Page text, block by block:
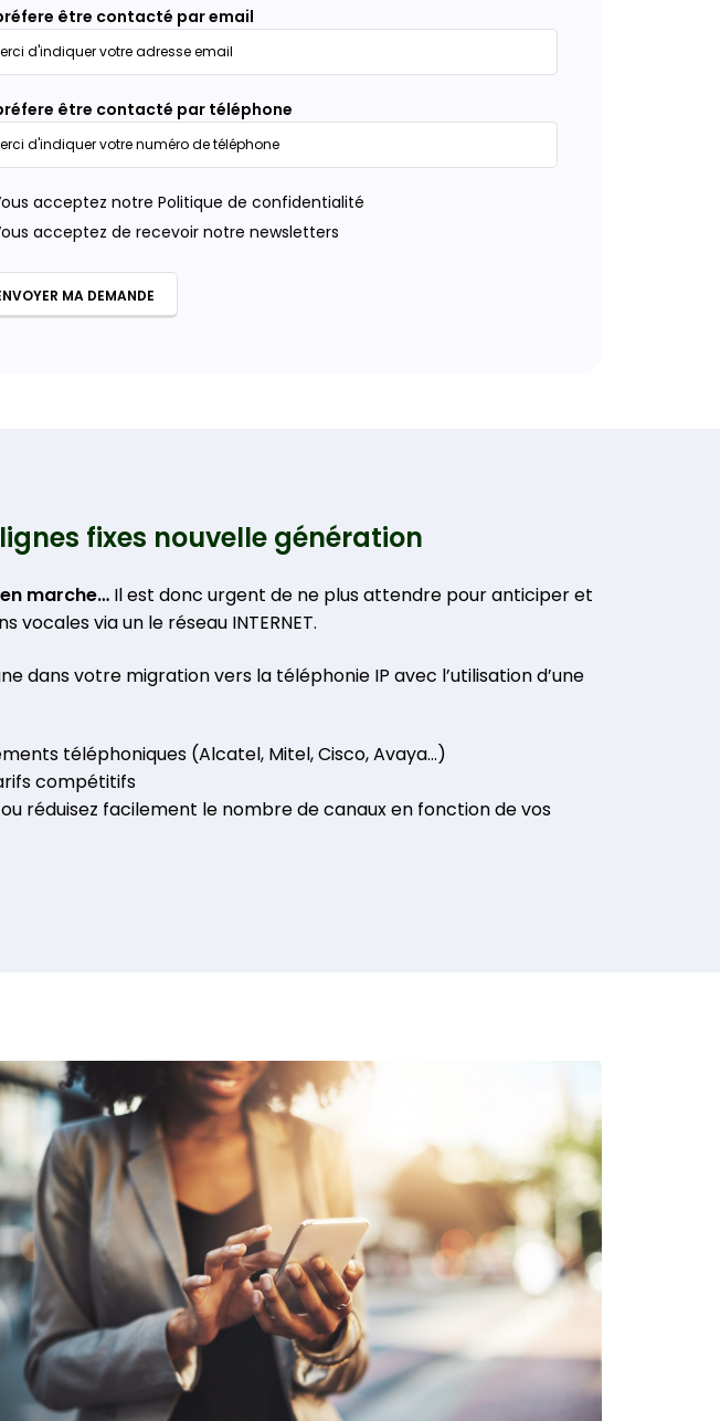
être contacté par email
être contacté par téléphone
acceptez notre Politique de confidentialité
acceptez de recevoir notre newsletters
fixes nouvelle génération
marche… Il est donc urgent de ne plus attendre pour anticiper et
via un le réseau INTERNET.
dans votre migration vers la téléphonie IP avec l’utilisation d’une
téléphoniques (Alcatel, Mitel, Cisco, Avaya…)
compétitifs
ou réduisez facilement le nombre de canaux en fonction de vos